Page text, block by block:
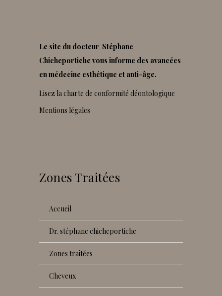
Le site du docteur Stéphane
Chicheportiche vous informe des avancées
en médecine esthétique et anti-âge.
Lisez la charte de conformité déontologique
Mentions légales
Zones Traitées
accueil
dr. stéphane chicheportiche
zones traitées
cheveux